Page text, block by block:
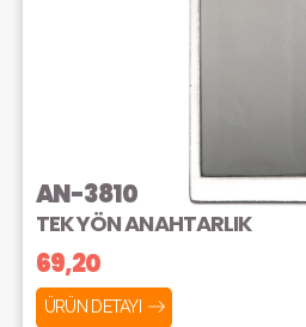
AN-3810
TEK YÖN ANAHTARLIK
69,20
ÜRÜN DETAYI